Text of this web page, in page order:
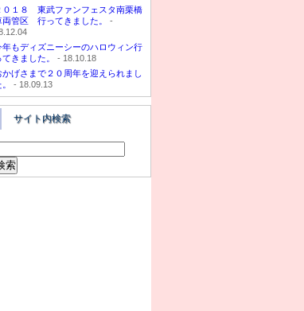
０１８ 東武ファンフェスタ南栗橋
両管区 行ってきました。
-
年もディズニーシーのハロウィン行
てきました。
- 18.10.18
かげさまで２０周年を迎えられまし
- 18.09.13
サイト内検索